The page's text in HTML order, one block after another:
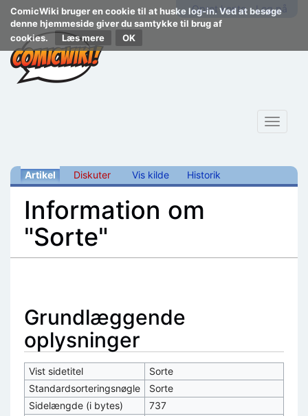
ComicWiki bruger en cookie til at huske log-in. Ved at besøge
denne hjemmeside giver du samtykke til brug af
cookies.
Læs mere
Opret konto Log på
Toggle
Artikel Diskuter Vis kilde Historik
Information om
"Sorte"
Grundlæggende
oplysninger
Vist sidetitel
Sorte
Standardsorteringsnøgle
Sorte
Sidelængde (i bytes)
737